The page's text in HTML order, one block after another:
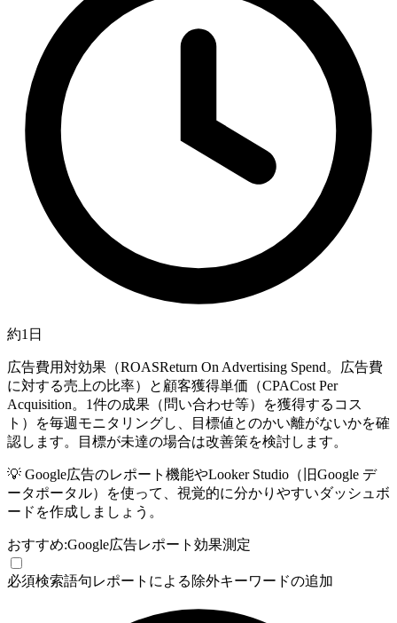
約1日
広告費用対効果（ROASReturn On Advertising Spend。広告費
に対する売上の比率）と顧客獲得単価（CPACost Per
Acquisition。1件の成果（問い合わせ等）を獲得するコス
ト ）を毎週モニタリングし、目標値とのかい離がないかを確
認します。目標が未達の場合は改善策を検討します。
💡 Google広告のレポート機能やLooker Studio（旧Google デ
ータポータル）を使って、視覚的に分かりやすいダッシュボ
ードを作成しましょう。
おすすめ:Google広告レポート 効果測定
必須検索語句レポートによる除外キーワードの追加